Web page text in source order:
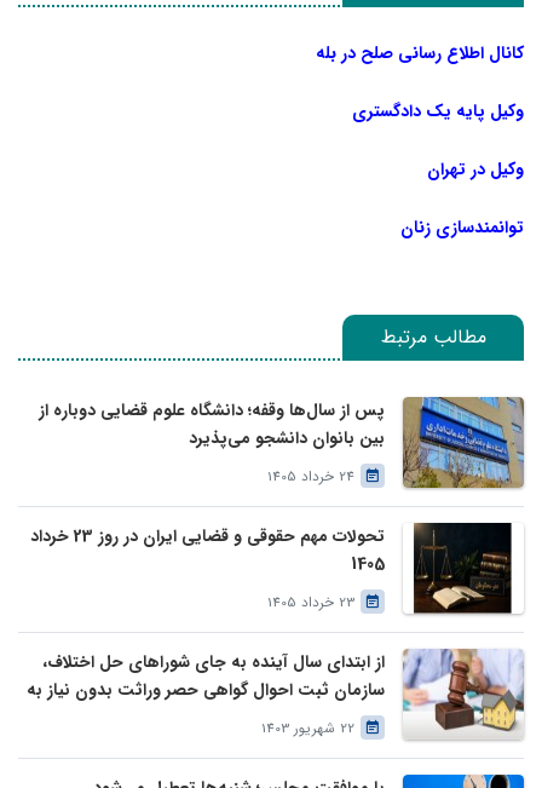
کانال اطلاع رسانی صلح در بله
وکیل پایه یک دادگستری
وکیل در تهران
توانمندسازی زنان
مطالب مرتبط
پس از سال‌ها وقفه؛ دانشگاه علوم قضایی دوباره از
بین بانوان دانشجو می‌پذیرد
24 خرداد 1405
تحولات مهم حقوقی و قضایی ایران در روز 23 خرداد
1405
23 خرداد 1405
از ابتدای سال آینده به جای شوراهای حل اختلاف،
سازمان ثبت احوال گواهی حصر وراثت بدون نیاز به
درخواست وراث صادر خواهد کرد
22 شهریور 1403